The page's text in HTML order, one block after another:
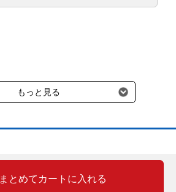
もっと見る
まとめてカートに入れる